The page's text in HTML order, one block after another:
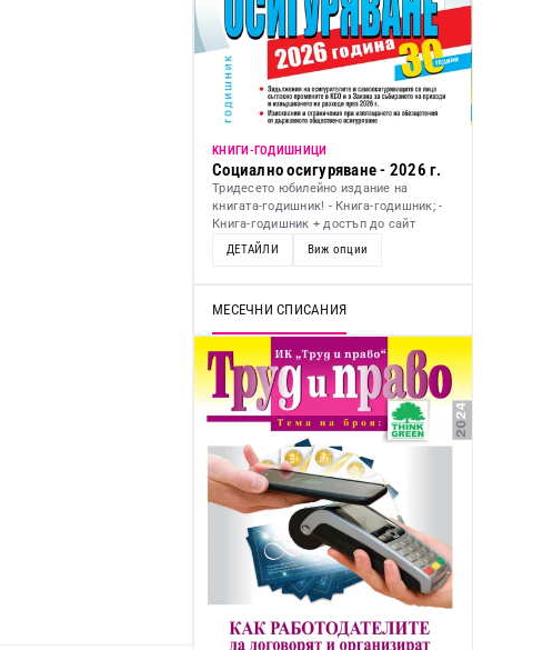
KНИГИ-ГОДИШНИЦИ
Социално осигуряване - 2026 г.
Тридесето юбилейно издание на
книгата-годишник! - Книга-годишник; -
Книга-годишник + достъп до сайт
ДЕТАЙЛИ
Виж опции
МЕСЕЧНИ СПИСАНИЯ